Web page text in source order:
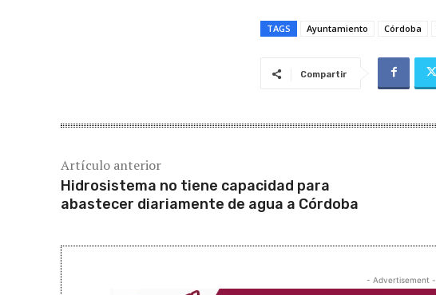
TAGS Ayuntamiento Córdoba
Compartir
Artículo anterior
Hidrosistema no tiene capacidad para
abastecer diariamente de agua a Córdoba
- Advertisement -